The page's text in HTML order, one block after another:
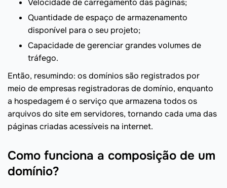
Velocidade de carregamento das páginas;
Quantidade de espaço de armazenamento
disponível para o seu projeto;
Capacidade de gerenciar grandes volumes de
tráfego.
Então, resumindo: os domínios são registrados por
meio de empresas registradoras de domínio, enquanto
a hospedagem é o serviço que armazena todos os
arquivos do site em servidores, tornando cada uma das
páginas criadas acessíveis na internet.
Como funciona a composição de um
domínio?